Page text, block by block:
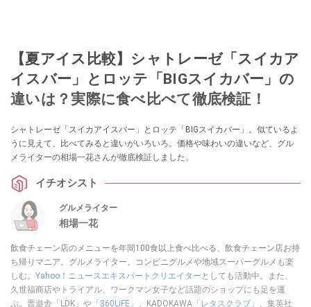
【夏アイス比較】シャトレーゼ「スイカア
イスバー」とロッテ「BIGスイカバー」の
違いは？実際に食べ比べて徹底検証！
シャトレーゼ「スイカアイスバー」とロッテ「BIGスイカバー」。似ているよ
うに見えて、比べてみると違いがいろいろ。価格や味わいの違いなど、グル
メライターの相場一花さんが徹底検証しました。
イチオシスト
グルメライター
相場一花
飲食チェーン店のメニューを年間100食以上食べ比べる、飲食チェーン店お持
ち帰りマニア。グルメライター。コンビニグルメや地域スーパーグルメも楽
しむ。 Yahoo！ニュースエキスパートクリエイター としても活動中。また、
久世福商店やトライアル、ワークマン女子など話題のショップにも足を運
ぶ。晋遊舎「LDK」や 「360LiFE」 、KADOKAWA 「レタスクラブ」 、集英社